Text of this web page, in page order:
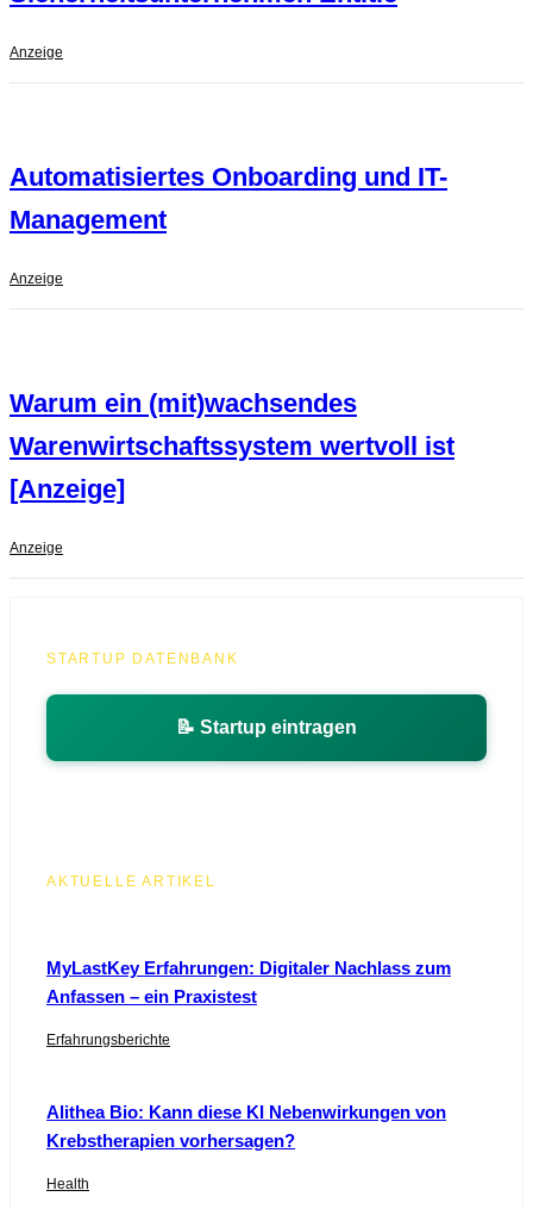
Anzeige
Automatisiertes Onboarding und IT-
Management
Anzeige
Warum ein (mit)wachsendes
Warenwirtschaftssystem wertvoll ist
[Anzeige]
Anzeige
STARTUP DATENBANK
📝 Startup eintragen
AKTUELLE ARTIKEL
MyLastKey Erfahrungen: Digitaler Nachlass zum
Anfassen – ein Praxistest
Erfahrungsberichte
Alithea Bio: Kann diese KI Nebenwirkungen von
Krebstherapien vorhersagen?
Health